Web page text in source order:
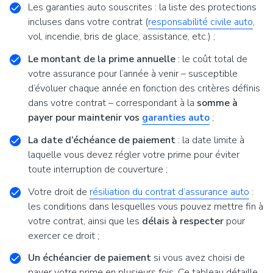
Les garanties auto souscrites : la liste des protections
incluses dans votre contrat (responsabilité civile auto,
vol, incendie, bris de glace, assistance, etc.) ;
Le montant de la prime annuelle : le coût total de
votre assurance pour l’année à venir – susceptible
d’évoluer chaque année en fonction des critères définis
dans votre contrat – correspondant à la somme à
payer pour maintenir vos garanties auto ;
La date d’échéance de paiement : la date limite à
laquelle vous devez régler votre prime pour éviter
toute interruption de couverture ;
Votre droit de résiliation du contrat d’assurance auto :
les conditions dans lesquelles vous pouvez mettre fin à
votre contrat, ainsi que les délais à respecter pour
exercer ce droit ;
Un échéancier de paiement si vous avez choisi de